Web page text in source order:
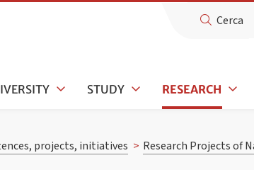
Cerca
STUDY RESEARCH
projects, initiatives > Research Projects of